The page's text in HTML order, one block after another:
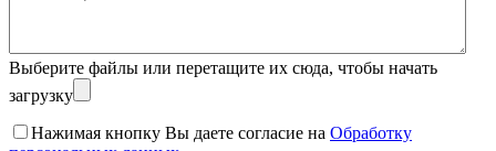
Выберите файлы или перетащите их сюда, чтобы начать
загрузку
Нажимая кнопку Вы даете согласие на Обработку